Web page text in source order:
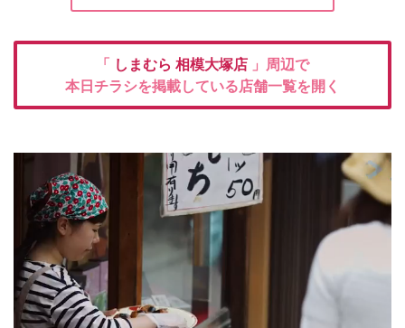
「 しまむら 相模大塚店 」周辺で
本日チラシを掲載している店舗一覧を開く